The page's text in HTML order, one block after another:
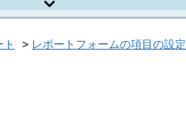
ト レポートフォームの項目の設定